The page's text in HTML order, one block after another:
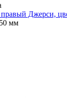
Джерси,
мм